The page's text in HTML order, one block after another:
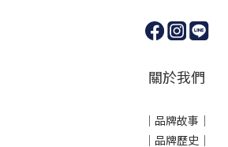
關於我們
｜ 品牌故事 ｜
｜品牌歷史 ｜